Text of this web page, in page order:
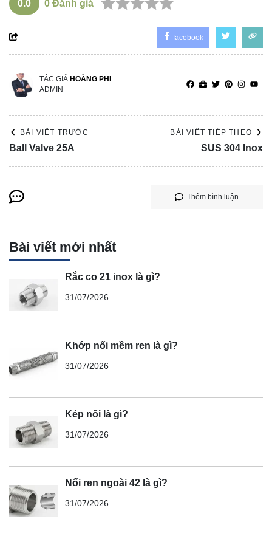
0.0 0 Đánh giá
facebook
TÁC GIẢ HOÀNG PHI
ADMIN
BÀI VIẾT TRƯỚC
Ball Valve 25A
BÀI VIẾT TIẾP THEO
SUS 304 Inox
Thêm bình luận
Bài viết mới nhất
Rắc co 21 inox là gì?
31/07/2026
Khớp nối mềm ren là gì?
31/07/2026
Kép nối là gì?
31/07/2026
Nối ren ngoài 42 là gì?
31/07/2026